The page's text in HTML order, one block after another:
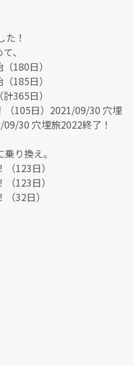
た！
、
180日）
185日）
365日）
（105日）2021/09/30 穴埋
30 穴埋旅2022終了！
り換え。
123日）
123日）
32日）